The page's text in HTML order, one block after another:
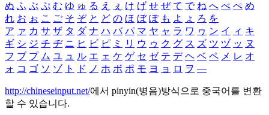
ぬ ふ ぶ ぷ む ゆ ゅ る え ぇ け げ せ ぜ て で ね へ べ ぺ め
れ お ぉ こ ご そ ぞ と ど の ほ ぼ ぽ も よ ょ ろ を
ア ァ カ サ ザ タ ダ ナ ハ バ パ マ ヤ ャ ラ ワ ヮ ン イ ィ キ
ギ シ ジ チ ヂ ニ ヒ ビ ピ ミ リ ウ ゥ ク グ ス ズ ツ ヅ ッ ヌ
フ ブ プ ム ユ ュ ル エ ェ ケ ゲ セ ゼ テ デ ヘ ベ ペ メ レ オ
ォ コ ゴ ソ ゾ ト ド ノ ホ ボ ポ モ ヨ ョ ロ ヲ ―
http://chineseinput.net/에서 pinyin(병음)방식으로 중국어를 변환
할 수 있습니다.